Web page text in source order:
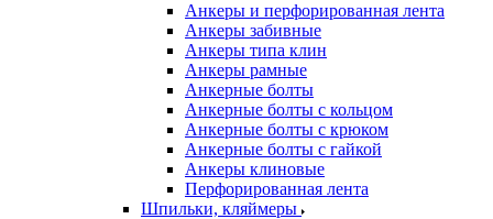
Анкеры и перфорированная лента
Анкеры забивные
Анкеры типа клин
Анкеры рамные
Анкерные болты
Анкерные болты с кольцом
Анкерные болты с крюком
Анкерные болты с гайкой
Анкеры клиновые
Перфорированная лента
Шпильки, кляймеры